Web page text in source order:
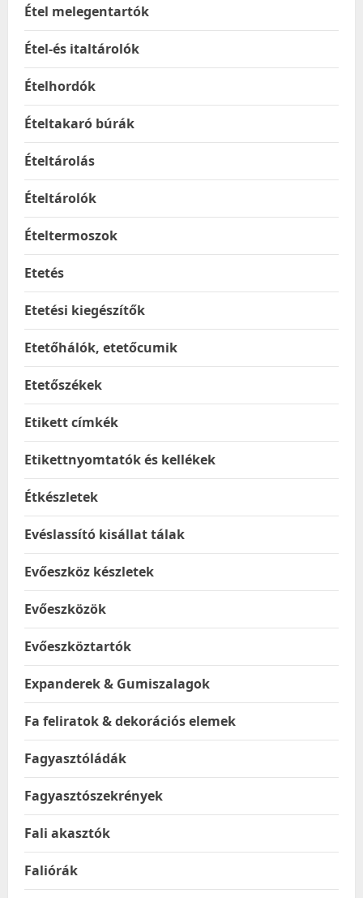
Étel melegentartók
Étel-és italtárolók
Ételhordók
Ételtakaró búrák
Ételtárolás
Ételtárolók
Ételtermoszok
Etetés
Etetési kiegészítők
Etetőhálók, etetőcumik
Etetőszékek
Etikett címkék
Etikettnyomtatók és kellékek
Étkészletek
Evéslassító kisállat tálak
Evőeszköz készletek
Evőeszközök
Evőeszköztartók
Expanderek & Gumiszalagok
Fa feliratok & dekorációs elemek
Fagyasztóládák
Fagyasztószekrények
Fali akasztók
Faliórák